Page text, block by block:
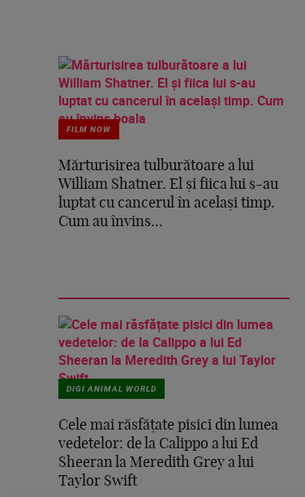
FILM NOW
Mărturisirea tulburătoare a lui
William Shatner. El și fiica lui s-au
luptat cu cancerul în același timp.
Cum au învins...
DIGI ANIMAL WORLD
Cele mai răsfățate pisici din lumea
vedetelor: de la Calippo a lui Ed
Sheeran la Meredith Grey a lui
Taylor Swift